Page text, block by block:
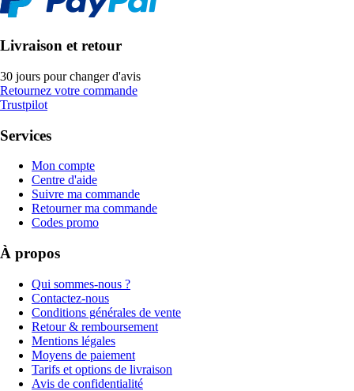
Livraison et retour
30 jours pour changer d'avis
Retournez votre commande
Trustpilot
Services
Mon compte
Centre d'aide
Suivre ma commande
Retourner ma commande
Codes promo
À propos
Qui sommes-nous ?
Contactez-nous
Conditions générales de vente
Retour & remboursement
Mentions légales
Moyens de paiement
Tarifs et options de livraison
Avis de confidentialité